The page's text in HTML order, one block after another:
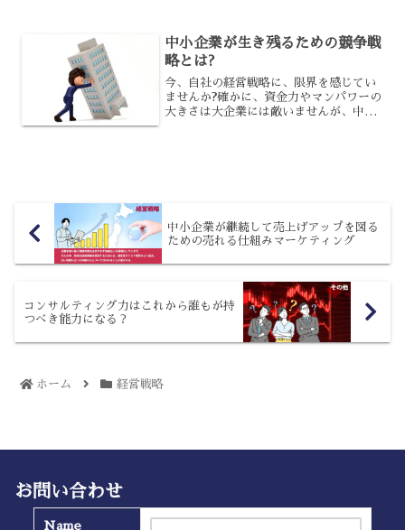
った場合の、事業承継にお...
中小企業が生き残るための競争戦
略とは?
今、自社の経営戦略に、限界を感じてい
ませんか?確かに、資金力やマンパワーの
大きさは大企業には敵いませんが、中小
中小企業が継続して売上げアップを図る
ための売れる仕組みマーケティング
コンサルティング力はこれから誰もが持
つべき能力になる？
ホーム 経営戦略
お問い合わせ
Name